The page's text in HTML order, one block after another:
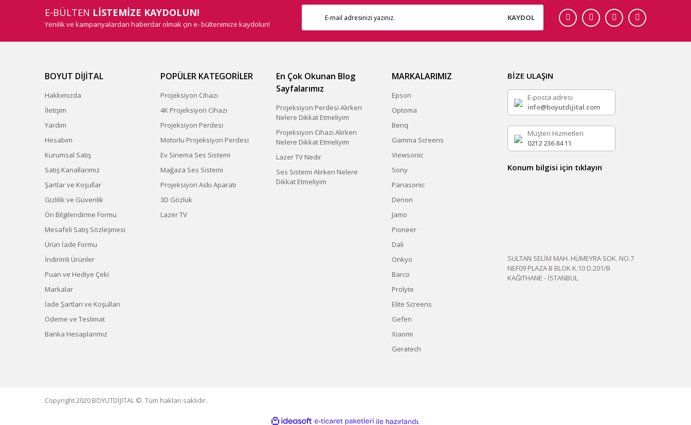
E-BÜLTEN LİSTEMİZE KAYDOLUN!
Yenilik ve kampanyalardan haberdar olmak çin e- bültenimize kaydolun!
KAYDOL
BOYUT DİJİTAL
Hakkımızda
İletişim
Yardım
Hesabım
Kurumsal Satış
Satış Kanallarımız
Şartlar ve Koşullar
Gizlilik ve Güvenlik
Ön Bilgilendirme Formu
Mesafeli Satış Sözleşmesi
Ürün İade Formu
İndirimli Ürünler
Puan ve Hediye Çeki
Markalar
İade Şartları ve Koşulları
Ödeme ve Teslimat
Banka Hesaplarımız
POPÜLER KATEGORİLER
Projeksiyon Cihazı
4K Projeksiyon Cihazı
Projeksiyon Perdesi
Motorlu Projeksiyon Perdesi
Ev Sinema Ses Sistemi
Mağaza Ses Sistemi
Projeksiyon Askı Aparatı
3D Gözlük
Lazer TV
En Çok Okunan Blog
Sayfalarımız
Projeksiyon Perdesi Alırken
Nelere Dikkat Etmeliyim
Projeksiyon Cihazı Alırken
Nelere Dikkat Etmeliyim
Lazer TV Nedir
Ses Sistemi Alırken Nelere
Dikkat Etmeliyim
MARKALARIMIZ
Epson
Optoma
Benq
Gamma Screens
Viewsonic
Sony
Panasonic
Denon
Jamo
Pioneer
Dali
Onkyo
Barco
Prolyte
Elite Screens
Gefen
Xiaomi
Geratech
BİZE ULAŞIN
E-posta adresi
info@boyutdijital.com
Müşteri Hizmetleri
0212 236 84 11
Konum bilgisi için tıklayın
SULTAN SELİM MAH. HÜMEYRA SOK. NO.7
NEF09 PLAZA B BLOK K.10 D.201/B
KAĞITHANE - İSTANBUL
Copyright 2020 BOYUTDİJİTAL ©. Tüm hakları saklıdır.
ideasoft e-